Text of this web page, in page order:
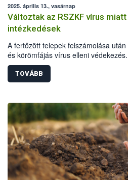
2025. április 13., vasárnap
Változtak az RSZKF vírus
intézkedések
A fertőzött telepek felszámolása
és körömfájás vírus elleni
annak fenntartásáról is döntött a
védő- és megfigyelési körzetekben,
területeken: a fogékony állatok
állatgondozási tevékenység (pl.
laborvizsgálat után szállíthatóak
negatív laboreredménnyel
TOVÁBB